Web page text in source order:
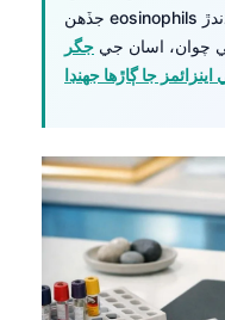
جڏهن eosinophils وڌندڙ ALT يا AST سان گڏ سفر ڪن
چوان، اسان جي جگر